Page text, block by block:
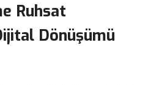
Ruhsat
Dönüşümü